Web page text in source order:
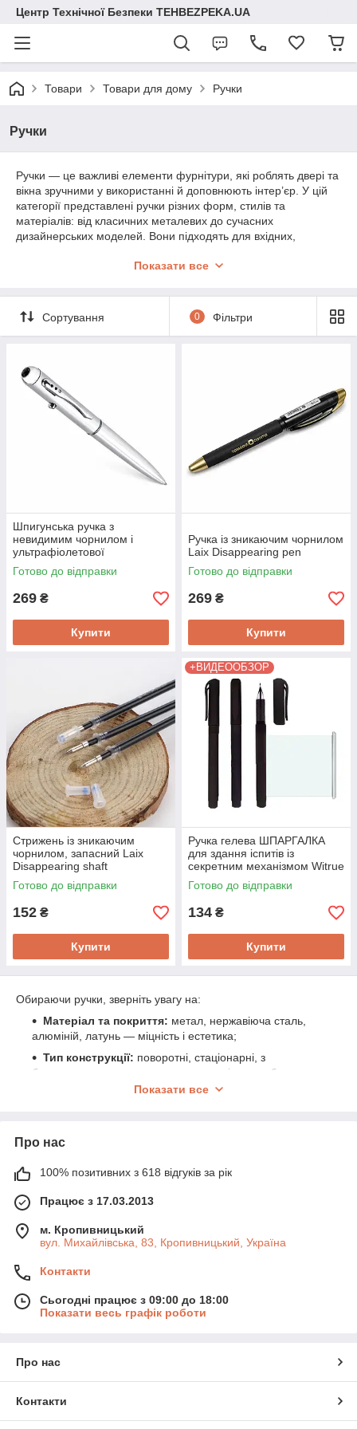
Центр Технічної Безпеки TEHBEZPEKA.UA
Товари Товари для дому Ручки
Ручки
Ручки — це важливі елементи фурнітури, які роблять двері та
вікна зручними у використанні й доповнюють інтер’єр. У цій
категорії представлені ручки різних форм, стилів та
матеріалів: від класичних металевих до сучасних
дизайнерських моделей. Вони підходять для вхідних,
Показати все
Сортування 0 Фільтри
Шпигунська ручка з
невидимим чорнилом і
ультрафіолетової
підсвічуванням KKMOON UV
PEN
Готово до відправки
269 ₴
Купити
Ручка із зникаючим чорнилом
Laix Disappearing pen
Готово до відправки
269 ₴
Купити
Стрижень із зникаючим
чорнилом, запасний Laix
Disappearing shaft
Готово до відправки
152 ₴
Купити
+ВИДЕООБЗОР
Ручка гелева ШПАРГАЛКА
для здання іспитів із
секретним механізмом Witrue
1100
Готово до відправки
134 ₴
Купити
Обираючи ручки, зверніть увагу на:
Матеріал та покриття: метал, нержавіюча сталь,
алюміній, латунь — міцність і естетика;
Тип конструкції: поворотні, стаціонарні, з
блокуванням чи ключем — залежно від потреб;
пряма, вигнута, з декоративними
планці — враховуйте тип дверей;
Додаткові функції:антипаніка, засувка,
шумопоглинання, можливість монтажу на профілі чи
склі.
щоденний комфорт, довговічність і безпека у використанні.
Показати все
Про нас
100% позитивних з 618 відгуків за рік
Працює з 17.03.2013
м. Кропивницький
вул. Михайлівська, 83, Кропивницький, Україна
Контакти
Сьогодні працює з 09:00 до 18:00
Показати весь графік роботи
Про нас
Контакти